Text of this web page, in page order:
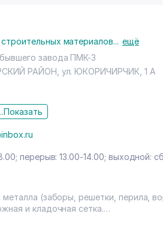
материалов... ещё
завода ПМК-3
РАЙОН ул. ЮКОРИЧИРЧИК , 1 А
Показать
перерыв: 13.00-14.00; выходной:
(заборы, решетки, перила,
и кладочная сетка.